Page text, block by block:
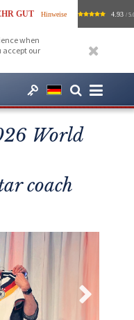
GUT Hinweise 4.93 /
when
accept our
World
coach